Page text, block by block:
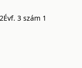
Évf. 3 szám 1